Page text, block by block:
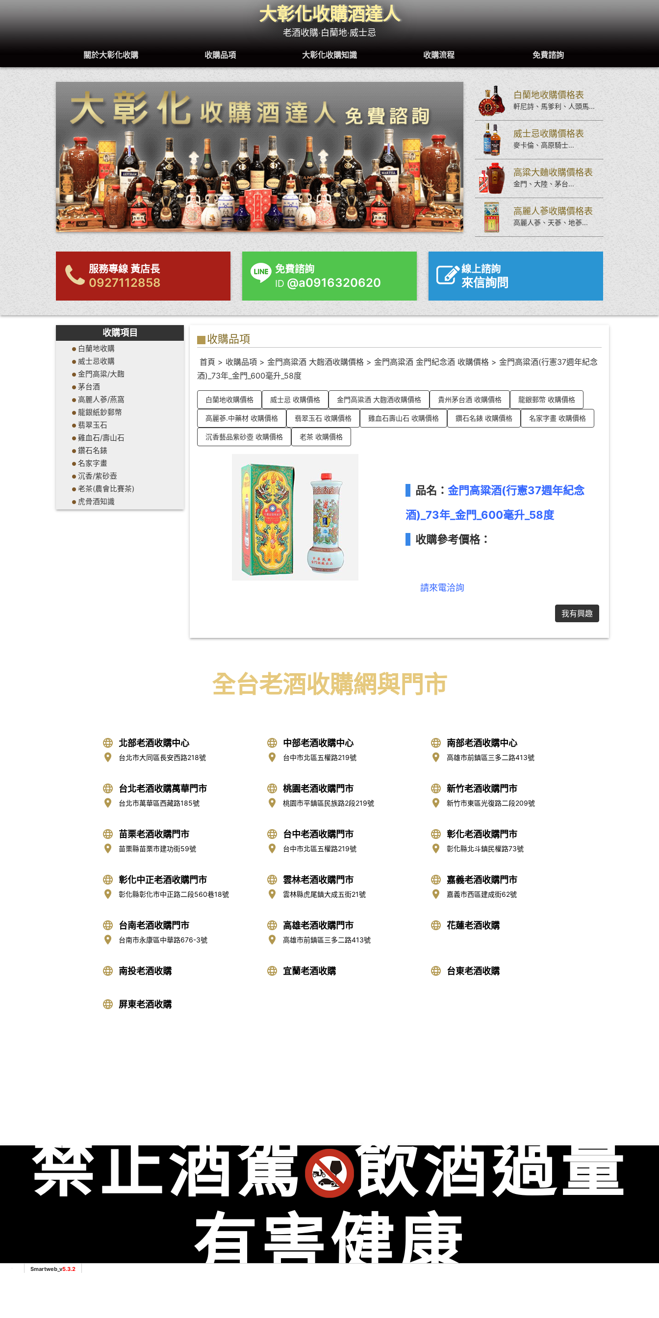
大彰化收購酒達人
老酒收購‧白蘭地‧威士忌
關於大彰化收購 收購品項 大彰化收購知識 收購流程 免費諮詢
白蘭地收購價格表
軒尼詩、馬爹利、人頭馬...
威士忌收購價格表
麥卡倫、高原騎士...
高粱大麯收購價格表
金門、大陸、茅台...
高麗人蔘收購價格表
高麗人蔘、天蔘、地蔘...
服務專線 黃店長
0927112858
免費諮詢
ID @a0916320620
線上諮詢
來信詢問
收購品項
首頁 > 收購品項 > 金門高粱酒 大麴酒收購價格 > 金門高粱酒 金門紀念酒 收購價格 > 金門高粱酒(行憲37週年紀念
酒)_73年_金門_600毫升_58度
白蘭地收購價格 威士忌 收購價格 金門高粱酒 大麴酒收購價格 貴州茅台酒 收購價格 龍銀郵幣 收購價格
高麗蔘.中藥材 收購價格 翡翠玉石 收購價格 雞血石壽山石 收購價格 鑽石名錶 收購價格 名家字畫 收購價格
沉香藝品紫砂壺 收購價格 老茶 收購價格
品名： 金門高粱酒(行憲37週年紀念
酒)_73年_金門_600毫升_58度
收購參考價格：
請來電洽詢
我有興趣
收購項目
白蘭地收購
威士忌收購
金門高粱/大麴
茅台酒
高麗人蔘/燕窩
龍銀紙鈔郵幣
翡翠玉石
雞血石/壽山石
鑽石名錶
名家字畫
沉香/紫砂壺
老茶(農會比賽茶)
虎骨酒知識
全台老酒收購網與門市
北部老酒收購中心
台北市大同區長安西路218號
中部老酒收購中心
台中市北區五權路219號
南部老酒收購中心
高雄市前鎮區三多二路413號
台北老酒收購萬華門市
台北市萬華區西藏路185號
桃園老酒收購門市
桃園市平鎮區民族路2段219號
新竹老酒收購門市
新竹市東區光復路二段209號
苗栗老酒收購門市
苗栗縣苗栗市建功街59號
台中老酒收購門市
台中市北區五權路219號
彰化老酒收購門市
彰化縣北斗鎮民權路73號
彰化中正老酒收購門市
彰化縣彰化市中正路二段560巷18號
雲林老酒收購門市
雲林縣虎尾鎮大成五街21號
嘉義老酒收購門市
嘉義市西區建成街62號
台南老酒收購門市
台南市永康區中華路676-3號
高雄老酒收購門市
高雄市前鎮區三多二路413號
花蓮老酒收購
南投老酒收購 宜蘭老酒收購 台東老酒收購
屏東老酒收購
服務範圍：彰化縣彰化市老酒收購、彰化縣芬園鄉老酒收購、彰化縣花壇鄉老酒收購、彰化縣秀水鄉老酒收購、彰化縣鹿港鎮老酒收購、彰化縣福興鄉老酒收購、彰化縣線西鄉老酒收購、彰化縣和美鎮老酒收
購、彰化縣伸港鄉老酒收購、彰化縣員林市老酒收購、彰化縣社頭鄉老酒收購、彰化縣永靖鄉老酒收購、彰化縣埔心鄉老酒收購、彰化縣溪湖鎮老酒收購、彰化縣大村鄉老酒收購、彰化縣埔鹽鄉收購、彰化縣田
中鎮老酒收購、彰化縣北斗鎮老酒收購、彰化縣田尾鄉老酒收購、彰化縣埤頭鄉老酒收購
禁止酒駕
飲酒過量
有害健康
Smartweb_v5.3.2